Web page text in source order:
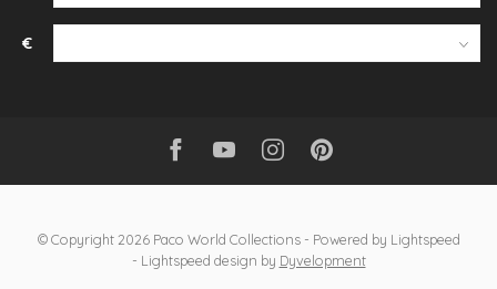
€
© Copyright 2026 Paco World Collections- Powered by Lightspeed
- Lightspeed design by Dyvelopment